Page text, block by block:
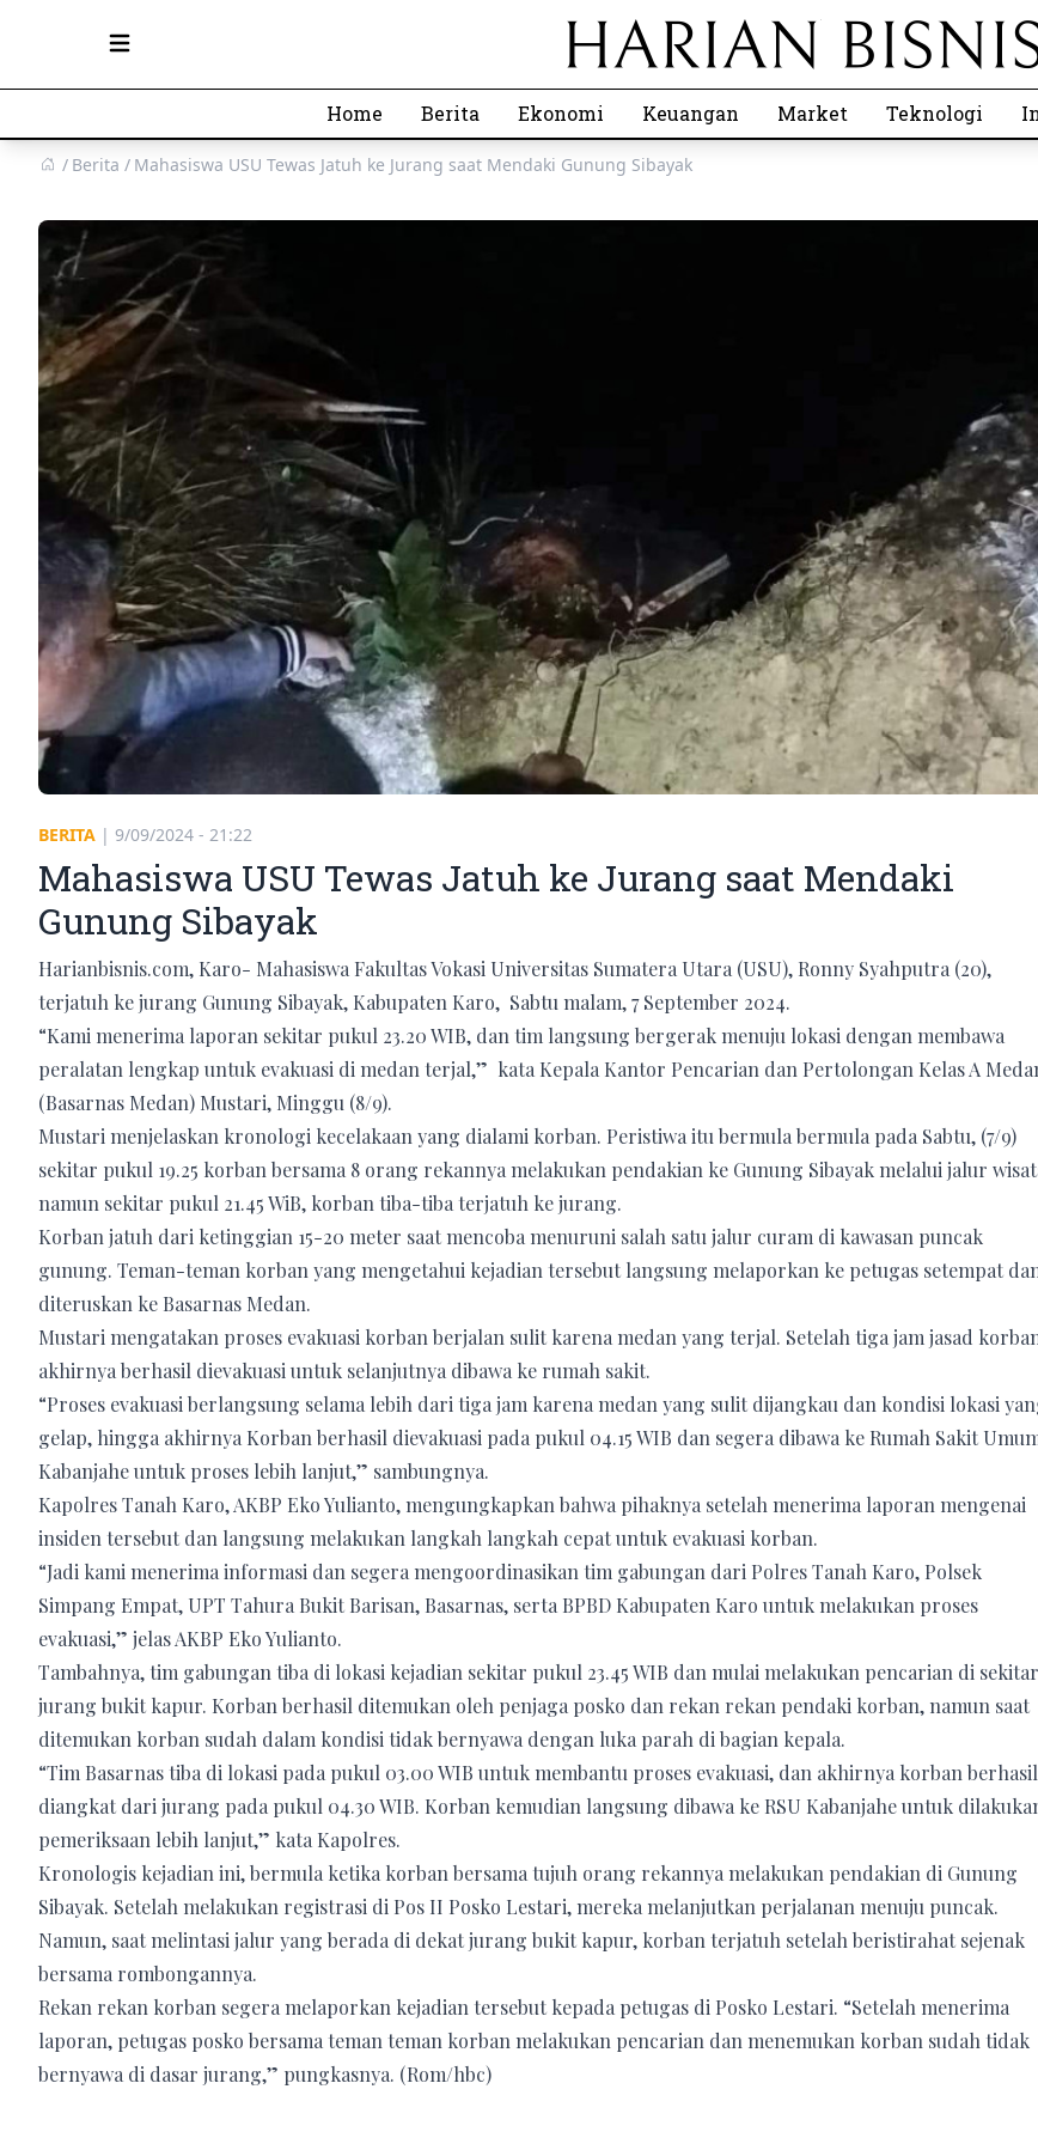
Open main menu
Home Berita Ekonomi Keuangan Market Teknologi
Berita Mahasiswa USU Tewas Jatuh ke Jurang saat Mendaki Gunung Sibayak
BERITA | 9/09/2024 - 21:22
Mahasiswa USU Tewas Jatuh ke Jurang saat Mendaki
Gunung Sibayak
Harianbisnis.com, Karo- Mahasiswa Fakultas Vokasi Universitas Sumatera Utara (USU), Ronny Syahputra (20),
terjatuh ke jurang Gunung Sibayak, Kabupaten Karo, Sabtu malam, 7 September 2024.
“Kami menerima laporan sekitar pukul 23.20 WIB, dan tim langsung bergerak menuju lokasi dengan membawa
peralatan lengkap untuk evakuasi di medan terjal,” kata Kepala Kantor Pencarian dan Pertolongan Kelas A
(Basarnas Medan) Mustari, Minggu (8/9).
Mustari menjelaskan kronologi kecelakaan yang dialami korban. Peristiwa itu bermula bermula pada Sabtu, (7/9)
sekitar pukul 19.25 korban bersama 8 orang rekannya melakukan pendakian ke Gunung Sibayak melalui jalur
namun sekitar pukul 21.45 WiB, korban tiba-tiba terjatuh ke jurang.
Korban jatuh dari ketinggian 15-20 meter saat mencoba menuruni salah satu jalur curam di kawasan puncak
gunung. Teman-teman korban yang mengetahui kejadian tersebut langsung melaporkan ke petugas setempat
diteruskan ke Basarnas Medan.
Mustari mengatakan proses evakuasi korban berjalan sulit karena medan yang terjal. Setelah tiga jam jasad
akhirnya berhasil dievakuasi untuk selanjutnya dibawa ke rumah sakit.
“Proses evakuasi berlangsung selama lebih dari tiga jam karena medan yang sulit dijangkau dan kondisi lokasi
gelap, hingga akhirnya Korban berhasil dievakuasi pada pukul 04.15 WIB dan segera dibawa ke Rumah Sakit
Kabanjahe untuk proses lebih lanjut,” sambungnya.
Kapolres Tanah Karo, AKBP Eko Yulianto, mengungkapkan bahwa pihaknya setelah menerima laporan mengenai
insiden tersebut dan langsung melakukan langkah langkah cepat untuk evakuasi korban.
“Jadi kami menerima informasi dan segera mengoordinasikan tim gabungan dari Polres Tanah Karo, Polsek
Simpang Empat, UPT Tahura Bukit Barisan, Basarnas, serta BPBD Kabupaten Karo untuk melakukan proses
evakuasi,” jelas AKBP Eko Yulianto.
Tambahnya, tim gabungan tiba di lokasi kejadian sekitar pukul 23.45 WIB dan mulai melakukan pencarian di sekitar
jurang bukit kapur. Korban berhasil ditemukan oleh penjaga posko dan rekan rekan pendaki korban, namun saat
ditemukan korban sudah dalam kondisi tidak bernyawa dengan luka parah di bagian kepala.
“Tim Basarnas tiba di lokasi pada pukul 03.00 WIB untuk membantu proses evakuasi, dan akhirnya korban berhasil
diangkat dari jurang pada pukul 04.30 WIB. Korban kemudian langsung dibawa ke RSU Kabanjahe untuk
pemeriksaan lebih lanjut,” kata Kapolres.
Kronologis kejadian ini, bermula ketika korban bersama tujuh orang rekannya melakukan pendakian di Gunung
Sibayak. Setelah melakukan registrasi di Pos II Posko Lestari, mereka melanjutkan perjalanan menuju puncak.
Namun, saat melintasi jalur yang berada di dekat jurang bukit kapur, korban terjatuh setelah beristirahat sejenak
bersama rombongannya.
Rekan rekan korban segera melaporkan kejadian tersebut kepada petugas di Posko Lestari. “Setelah menerima
laporan, petugas posko bersama teman teman korban melakukan pencarian dan menemukan korban sudah tidak
bernyawa di dasar jurang,” pungkasnya. (Rom/hbc)